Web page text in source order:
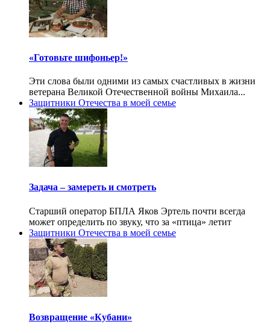
«Готовьте шифоньер!»
Эти слова были одними из самых счастливых в жизни
ветерана Великой Отечественной войны Михаила...
Защитники Отечества в моей семье
Задача – замереть и смотреть
Старший оператор БПЛА Яков Эртель почти всегда
может определить по звуку, что за «птица» летит
Защитники Отечества в моей семье
Возвращение «Кубани»